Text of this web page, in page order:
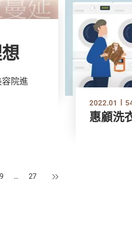
院進
2022.01
惠顧洗
… 27 下一頁